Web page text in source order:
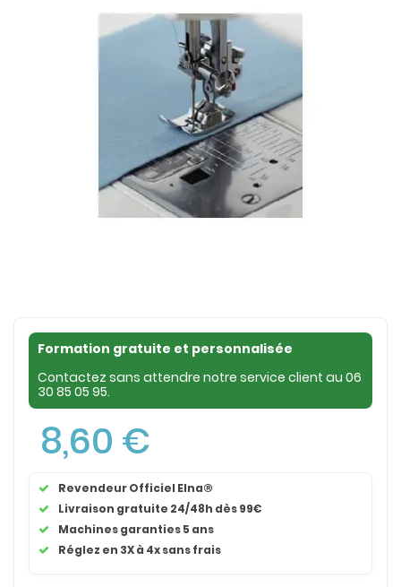
Formation gratuite et personnalisée
Contactez sans attendre notre service client au 06
30 85 05 95.
8,60 €
Revendeur Officiel Elna®
Livraison gratuite 24/48h dès 99€
Machines garanties 5 ans
Réglez en 3X à 4x sans frais